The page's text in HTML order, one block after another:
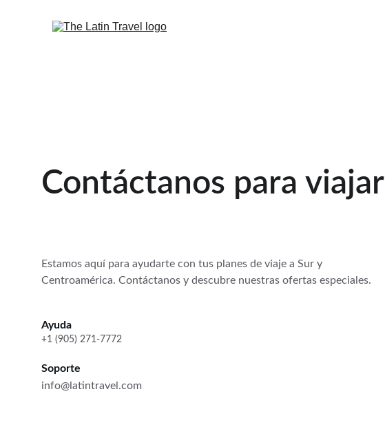
Contáctanos para viajar
Estamos aquí para ayudarte con tus planes de viaje a Sur y
Centroamérica. Contáctanos y descubre nuestras ofertas especiales.
Ayuda
+1 (905) 271-7772
Soporte
info@latintravel.com